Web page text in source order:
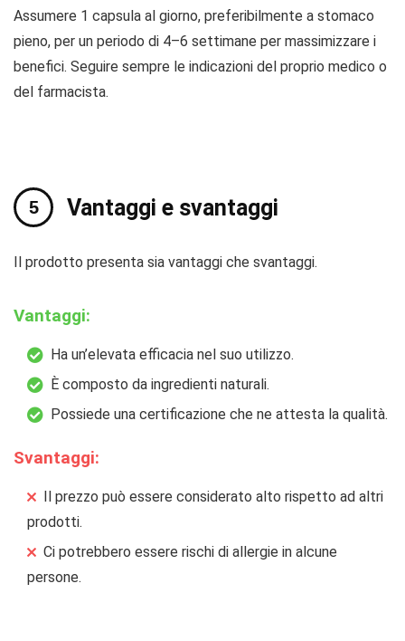
Assumere 1 capsula al giorno, preferibilmente a stomaco
pieno, per un periodo di 4–6 settimane per massimizzare i
benefici. Seguire sempre le indicazioni del proprio medico o
del farmacista.
Vantaggi e svantaggi
Il prodotto presenta sia vantaggi che svantaggi.
Vantaggi:
Ha un’elevata efficacia nel suo utilizzo.
È composto da ingredienti naturali.
Possiede una certificazione che ne attesta la qualità.
Svantaggi:
Il prezzo può essere considerato alto rispetto ad altri
prodotti.
Ci potrebbero essere rischi di allergie in alcune
persone.